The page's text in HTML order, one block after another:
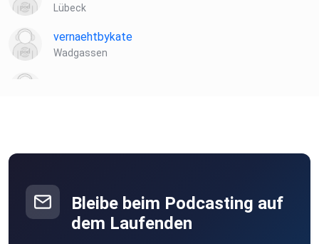
Lübeck
vernaehtbykate
Wadgassen
H. an der W.
Frelon1986
Delitzsch
Bleibe beim Podcasting auf
dem Laufenden